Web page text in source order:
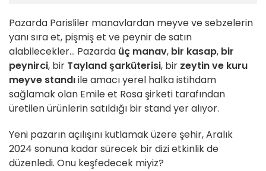
Pazarda Parisliler manavlardan meyve ve sebzelerin
yanı sıra et, pişmiş et ve peynir de satın
alabilecekler... Pazarda üç manav, bir kasap, bir
peynirci, bir Tayland şarküterisi, bir zeytin ve kuru
meyve standıile amacı yerel halka istihdam
sağlamak olan Emile et Rosa şirketi tarafından
üretilen ürünlerin satıldığı bir stand yer alıyor.
Yeni pazarın açılışını kutlamak üzere şehir, Aralık
2024 sonuna kadar sürecek bir dizi etkinlik de
düzenledi. Onu keşfedecek miyiz?